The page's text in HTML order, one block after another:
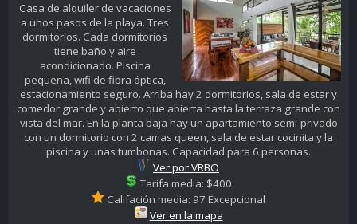
Casa de alquiler de vacaciones
a unos pasos de la playa. Tres
dormitorios. Cada dormitorios
tiene baño y aire
acondicionado. Piscina
pequeña, wifi de fibra óptica,
estacionamiento seguro. Arriba hay 2 dormitorios, sala de estar y
comedor grande y abierto que abierta hasta la terraza grande con
vista del mar. En la planta baja hay un apartamiento semi-privado
con un dormitorio con 2 camas queen, sala de estar cocinita y la
piscina y unas tumbonas. Capacidad para 6 personas.
Ver por VRBO
Tarifa media: $400
Califación media: 97 Excepcional
Ver en la mapa